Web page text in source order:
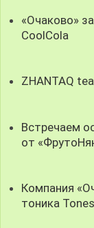
«Очаково»
CoolCola
ZHANTAQ
Встречаем
от
Компания
тоника